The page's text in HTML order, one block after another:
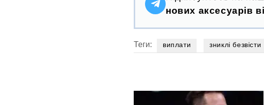
нових аксесуарів
Теги: виплати зниклі безвісти